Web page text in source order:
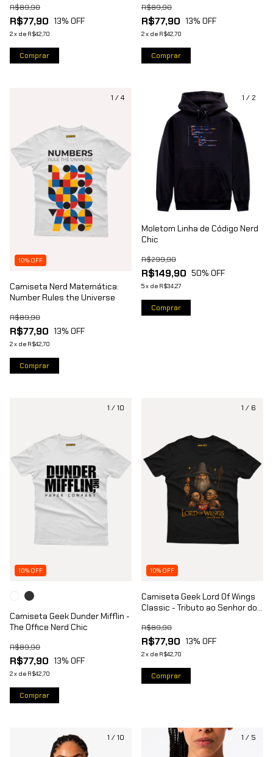
R$77,90
R$89,90
13% OFF
2x de R$42,70
Comprar
R$77,90
R$89,90
13% OFF
2x de R$42,70
Comprar
1 /4
10% OFF
Camiseta Nerd Matemática:
Number Rules the Universe
R$77,90
R$89,90
13% OFF
2x de R$42,70
Comprar
1 / 2
Moletom Linha de Código Nerd
Chic
R$149,90
R$299,90
50% OFF
5x de R$34,27
Comprar
1 /10
10% OFF
Camiseta Geek Dunder Mifflin -
The Office Nerd Chic
R$77,90
R$89,90
13% OFF
2x de R$42,70
Comprar
1 / 6
10% OFF
Camiseta Geek Lord Of Wings
Classic - Tributo ao Senhor dos
R$77,90
R$89,90
13% OFF
2x de R$42,70
Comprar
1 /10 1 / 5